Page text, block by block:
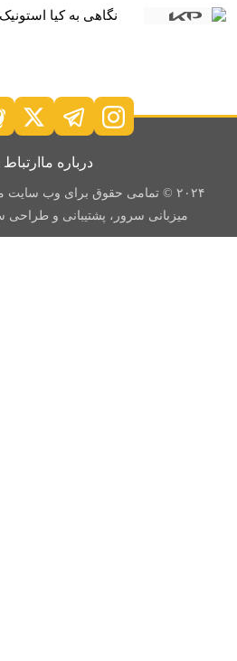
نگاهی به کیا استونیک
درباره ما ارتباط
۲۰۲۴ © تمامی حقوق برای وب سایت مثبت خودرو محفوظ است.
میزبانی سرور، پشتیبانی و